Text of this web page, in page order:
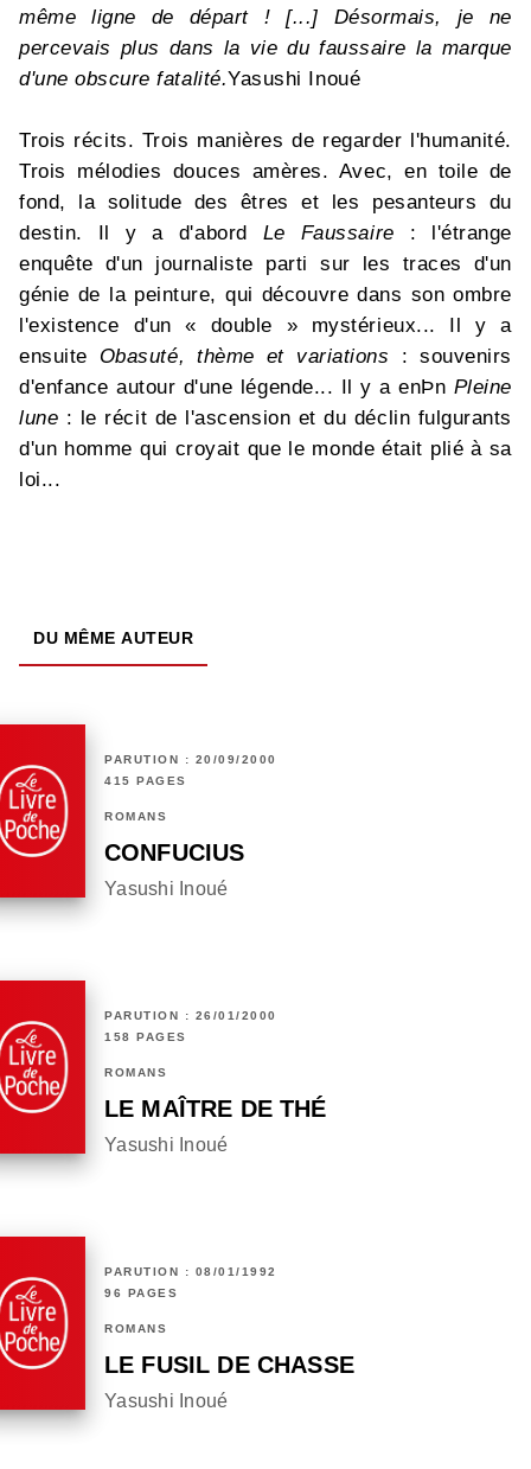
même ligne de départ ! [...] Désormais, je ne
percevais plus dans la vie du faussaire la marque
d'une obscure fatalité.Yasushi Inoué
Trois récits. Trois manières de regarder l'humanité.
Trois mélodies douces amères. Avec, en toile de
fond, la solitude des êtres et les pesanteurs du
destin. Il y a d'abord Le Faussaire : l'étrange
enquête d'un journaliste parti sur les traces d'un
génie de la peinture, qui découvre dans son ombre
l'existence d'un « double » mystérieux... Il y a
ensuite Obasuté, thème et variations : souvenirs
d'enfance autour d'une légende... Il y a enÞn Pleine
lune : le récit de l'ascension et du déclin fulgurants
d'un homme qui croyait que le monde était plié à sa
loi...
DU MÊME AUTEUR
PARUTION : 20/09/2000
415 PAGES
ROMANS
CONFUCIUS
Yasushi Inoué
PARUTION : 26/01/2000
158 PAGES
ROMANS
LE MAÎTRE DE THÉ
Yasushi Inoué
PARUTION : 08/01/1992
96 PAGES
ROMANS
LE FUSIL DE CHASSE
Yasushi Inoué